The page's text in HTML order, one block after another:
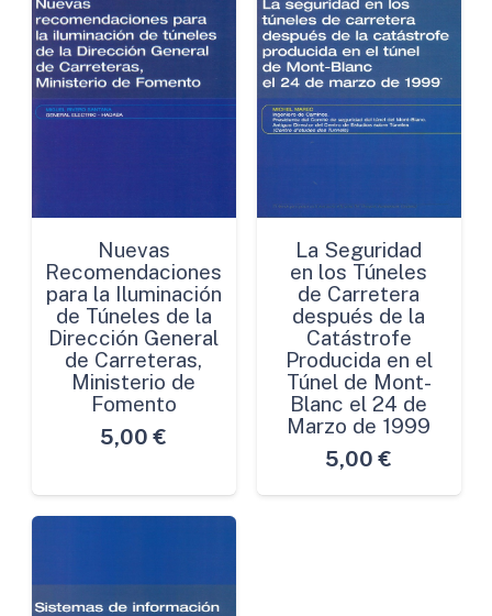
Nuevas
Recomendaciones
para la Iluminación
de Túneles de la
Dirección General
de Carreteras,
Ministerio de
Fomento
5,00 €
La Seguridad
en los Túneles
de Carretera
después de la
Catástrofe
Producida en el
Túnel de Mont-
Blanc el 24 de
Marzo de 1999
5,00 €